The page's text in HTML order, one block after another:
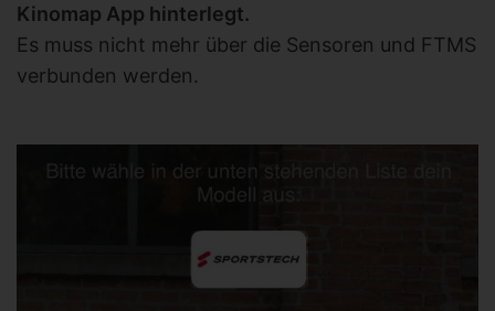
Kinomap App hinterlegt.
Es muss nicht mehr über die Sensoren und FTMS
verbunden werden.